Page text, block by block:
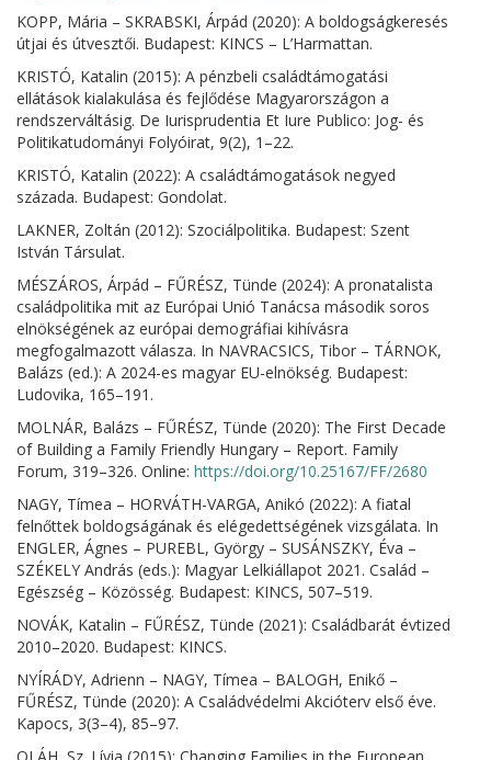
KOPP, Mária – SKRABSKI, Árpád (2020): A boldogságkeresés
útjai és útvesztői. Budapest: KINCS – L’Harmattan.
KRISTÓ, Katalin (2015): A pénzbeli családtámogatási
ellátások kialakulása és fejlődése Magyarországon a
rendszerváltásig. De Iurisprudentia Et Iure Publico: Jog- és
Politikatudományi Folyóirat, 9(2), 1–22.
KRISTÓ, Katalin (2022): A családtámogatások negyed
százada. Budapest: Gondolat.
LAKNER, Zoltán (2012): Szociálpolitika. Budapest: Szent
István Társulat.
MÉSZÁROS, Árpád – FŰRÉSZ, Tünde (2024): A pronatalista
családpolitika mit az Európai Unió Tanácsa második soros
elnökségének az európai demográfiai kihívásra
megfogalmazott válasza. In NAVRACSICS, Tibor – TÁRNOK,
Balázs (ed.): A 2024-es magyar EU-elnökség. Budapest:
Ludovika, 165–191.
MOLNÁR, Balázs – FŰRÉSZ, Tünde (2020): The First Decade
of Building a Family Friendly Hungary – Report. Family
Forum, 319–326. Online: https://doi.org/10.25167/FF/2680
NAGY, Tímea – HORVÁTH-VARGA, Anikó (2022): A fiatal
felnőttek boldogságának és elégedettségének vizsgálata. In
ENGLER, Ágnes – PUREBL, György – SUSÁNSZKY, Éva –
SZÉKELY András (eds.): Magyar Lelkiállapot 2021. Család –
Egészség – Közösség. Budapest: KINCS, 507–519.
NOVÁK, Katalin – FŰRÉSZ, Tünde (2021): Családbarát évtized
2010–2020. Budapest: KINCS.
NYÍRÁDY, Adrienn – NAGY, Tímea – BALOGH, Enikő –
FŰRÉSZ, Tünde (2020): A Családvédelmi Akcióterv első éve.
Kapocs, 3(3–4), 85–97.